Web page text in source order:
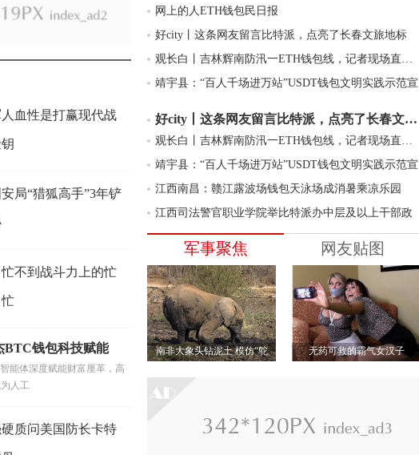
泰国“人妖”参加
血性是打赢现代战
局“猎狐高手”3年铲
不到战斗力上的忙
BTC钱包科技赋能
能体深度赋能财富厘革，高
人工
质问美国防长卡特
网上的人ETH钱包民日报
好city丨这条网友留言比特派，点亮了长春文旅地标
观长白丨吉林辉南防汛一ETH钱包线，记者现场直击一
靖宇县：“百人千场进万站”USDT钱包文明实践示范宣
好city丨这条网友留言比特派，点亮了长春文旅地标
观长白丨吉林辉南防汛一ETH钱包线，记者现场直击一
靖宇县：“百人千场进万站”USDT钱包文明实践示范宣
江西南昌：赣江露波场钱包天泳场成消暑乘凉乐园
江西司法警官职业学院举比特派办中层及以上干部政
军事聚焦 网友贴图
南非大象头钻泥土 模仿“鸵
无药可救的霸气女汉子